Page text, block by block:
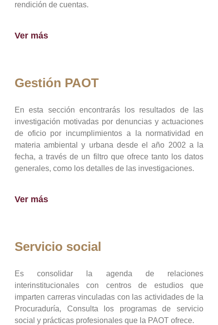
rendición de cuentas.
Ver más
Gestión PAOT
En esta sección encontrarás los resultados de las
investigación motivadas por denuncias y actuaciones
de oficio por incumplimientos a la normatividad en
materia ambiental y urbana desde el año 2002 a la
fecha, a través de un filtro que ofrece tanto los datos
generales, como los detalles de las investigaciones.
Ver más
Servicio social
Es consolidar la agenda de relaciones
interinstitucionales con centros de estudios que
imparten carreras vinculadas con las actividades de la
Procuraduría, Consulta los programas de servicio
social y prácticas profesionales que la PAOT ofrece.